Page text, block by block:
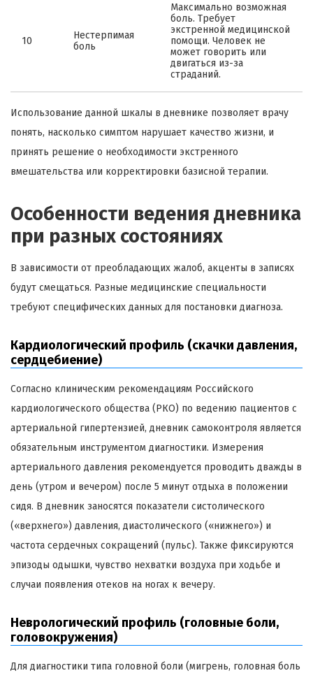
10
Нестерпимая
боль
Максимально возможная
боль. Требует
экстренной медицинской
помощи. Человек не
может говорить или
двигаться из-за
страданий.
Использование данной шкалы в дневнике позволяет врачу
понять, насколько симптом нарушает качество жизни, и
принять решение о необходимости экстренного
вмешательства или корректировки базисной терапии.
Особенности ведения дневника
при разных состояниях
В зависимости от преобладающих жалоб, акценты в записях
будут смещаться. Разные медицинские специальности
требуют специфических данных для постановки диагноза.
Кардиологический профиль (скачки давления,
сердцебиение)
Согласно клиническим рекомендациям Российского
кардиологического общества (РКО) по ведению пациентов с
артериальной гипертензией, дневник самоконтроля является
обязательным инструментом диагностики. Измерения
артериального давления рекомендуется проводить дважды в
день (утром и вечером) после 5 минут отдыха в положении
сидя. В дневник заносятся показатели систолического
(«верхнего») давления, диастолического («нижнего») и
частота сердечных сокращений (пульс). Также фиксируются
эпизоды одышки, чувство нехватки воздуха при ходьбе и
случаи появления отеков на ногах к вечеру.
Неврологический профиль (головные боли,
головокружения)
Для диагностики типа головной боли (мигрень, головная боль